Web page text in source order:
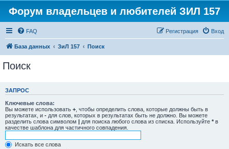
Форум владельцев и любителей ЗИЛ 157
FAQ Вход
Регистрация
База данных ЗиЛ 157 Поиск
Поиск
ЗАПРОС
Ключевые слова:
Вы можете использовать + , чтобы определить слова, которые должны быть в
результатах, и - для слов, которых в результатах быть не должно. Вы можете
разделить слова символом | для поиска любого слова из списка. Используйте * в
качестве шаблона для частичного совпадения.
Искать все слова